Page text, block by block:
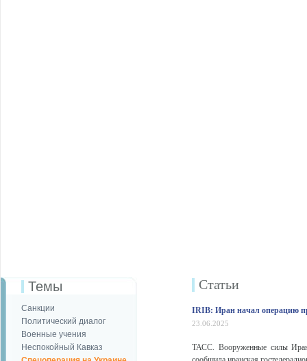
Темы
Санкции
Политический диалог
Военные учения
Неспокойный Кавказ
Статьи
IRIB: Иран начал операцию
23.06.2025
ТАСС. Вооруженные силы